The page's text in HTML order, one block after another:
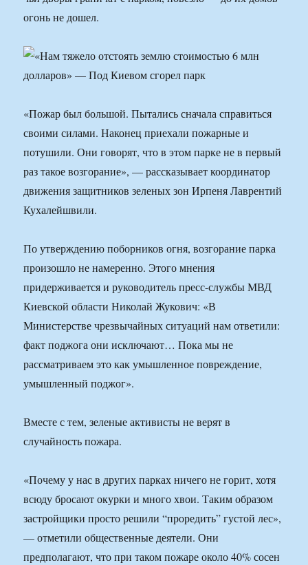
огонь не дошел.
«Пожар был большой. Пытались сначала справиться
своими силами. Наконец приехали пожарные и
потушили. Они говорят, что в этом парке не в первый
раз такое возгорание», — рассказывает координатор
движения защитников зеленых зон Ирпеня Лаврентий
Кухалейшвили.
По утверждению поборников огня, возгорание парка
произошло не намеренно. Этого мнения
придерживается и руководитель пресс-службы МВД
Киевской области Николай Жукович: «В
Министерстве чрезвычайных ситуаций нам ответили:
факт поджога они исключают… Пока мы не
рассматриваем это как умышленное повреждение,
умышленный поджог».
Вместе с тем, зеленые активисты не верят в
случайность пожара.
«Почему у нас в других парках ничего не горит, хотя
всюду бросают окурки и много хвои. Таким образом
застройщики просто решили “проредить” густой лес»,
— отметили общественные деятели. Они
предполагают, что при таком пожаре около 40% сосен